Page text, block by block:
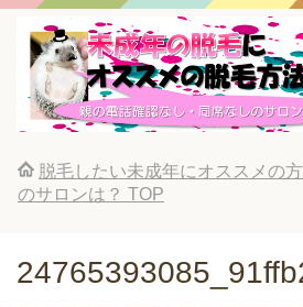
脱毛したい未成年にオススメの
のサロンは？ TOP